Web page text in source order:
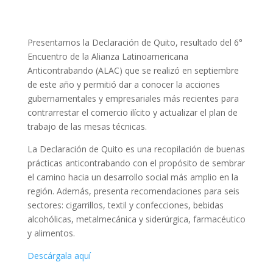
Presentamos la Declaración de Quito, resultado del 6°
Encuentro de la Alianza Latinoamericana
Anticontrabando (ALAC) que se realizó en septiembre
de este año y permitió dar a conocer la acciones
gubernamentales y empresariales más recientes para
contrarrestar el comercio ilícito y actualizar el plan de
trabajo de las mesas técnicas.
La Declaración de Quito es una recopilación de buenas
prácticas anticontrabando con el propósito de sembrar
el camino hacia un desarrollo social más amplio en la
región. Además, presenta recomendaciones para seis
sectores: cigarrillos, textil y confecciones, bebidas
alcohólicas, metalmecánica y siderúrgica, farmacéutico
y alimentos.
Descárgala aquí